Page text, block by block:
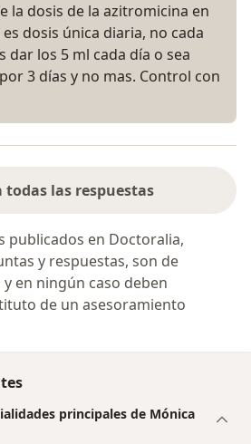
la dosis de la azitromicina en
dosis única diaria, no cada
dar los 5 ml cada día o sea
3 días y no mas. Control con
todas las respuestas
publicados en Doctoralia,
y respuestas, son de
en ningún caso deben
de un asesoramiento
principales de Mónica